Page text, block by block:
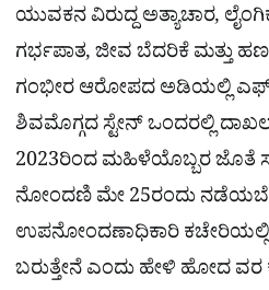
ಯುವಕನ ವಿರುದ್ದ ಅತ್ಯಾಚಾರ,
ಗರ್ಭಪಾತ, ಜೀವ ಬೆದರಿಕೆ ಮತ್ತು
ಗಂಭೀರ ಆರೋಪದ ಅಡಿಯಲ್ಲಿ
ಶಿವಮೊಗ್ಗದ ಸ್ಟೇನ್​ ಒಂದರಲ್ಲಿ
2023ರಿಂದ ಮಹಿಳೆಯೊಬ್ಬರ ಜೊತೆ
ನೋಂದಣಿ ಮೇ 25ರಂದು
ಉಪನೋಂದಣಾಧಿಕಾರಿ ಕಚೇರಿಯಲ್ಲಿ
ಬರುತ್ತೇನೆ ಎಂದು ಹೇಳಿ ಹೋದ ವರ